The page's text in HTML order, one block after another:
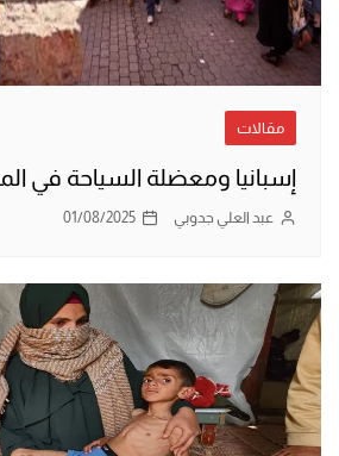
مقالات
إسبانيا ومعضلة السياحة في
عبد العلي جدوبي 01/08/2025